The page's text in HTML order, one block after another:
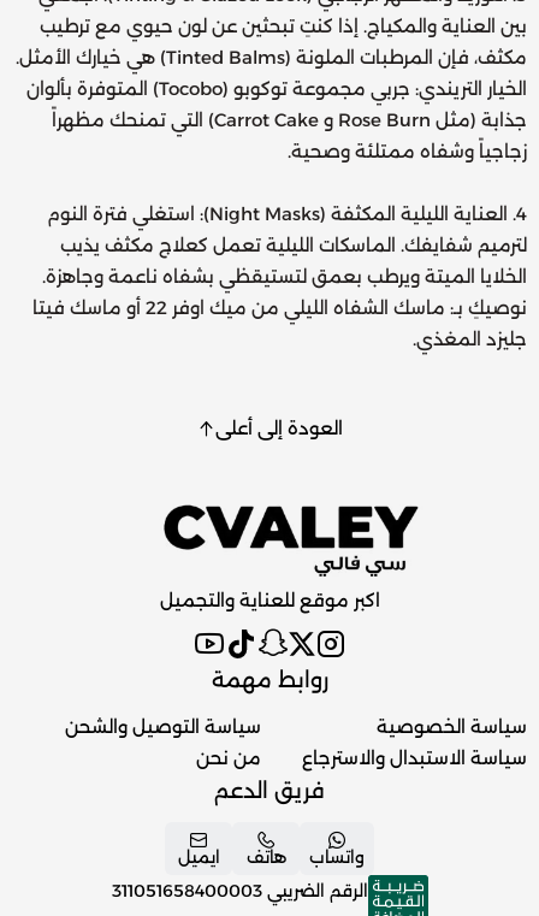
بين العناية والمكياج. إذا كنتِ تبحثين عن لون حيوي مع ترطيب
مكثف، فإن المرطبات الملونة (Tinted Balms) هي خيارك الأمثل.
الخيار التريندي: جربي مجموعة توكوبو (Tocobo) المتوفرة بألوان
جذابة (مثل Rose Burn و Carrot Cake) التي تمنحك مظهراً
زجاجياً وشفاه ممتلئة وصحية.
4. العناية الليلية المكثفة (Night Masks): استغلي فترة النوم
لترميم شفايفك. الماسكات الليلية تعمل كعلاج مكثف يذيب
الخلايا الميتة ويرطب بعمق لتستيقظي بشفاه ناعمة وجاهزة.
نوصيكِ بـ: ماسك الشفاه الليلي من ميك اوفر 22 أو ماسك فيتا
جليزد المغذي.
العودة إلى أعلى
اكبر موقع للعناية والتجميل
روابط مهمة
سياسة الخصوصية
سياسة الاستبدال والاسترجاع
سياسة التوصيل والشحن
من نحن
فريق الدعم
واتساب هاتف
ايميل
الرقم الضريبي 311051658400003